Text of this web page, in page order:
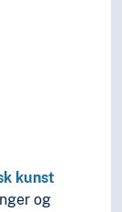
kunst
og